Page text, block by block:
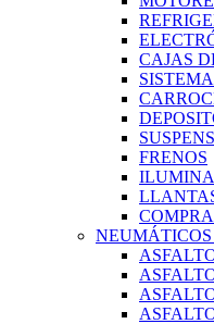
CAJAS
FRENOS